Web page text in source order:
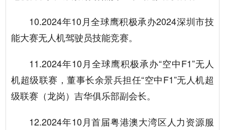
10.2024年10月全球鹰积极承办2024深圳市技
能大赛无人机驾驶员技能竞赛。
11.2024年10月全球鹰积极承办“空中F1”无人
机超级联赛，董事长余景兵担任“空中F1”无人机超
级联赛（龙岗）吉华俱乐部副会长。
12.2024年10月首届粤港澳大湾区人力资源服